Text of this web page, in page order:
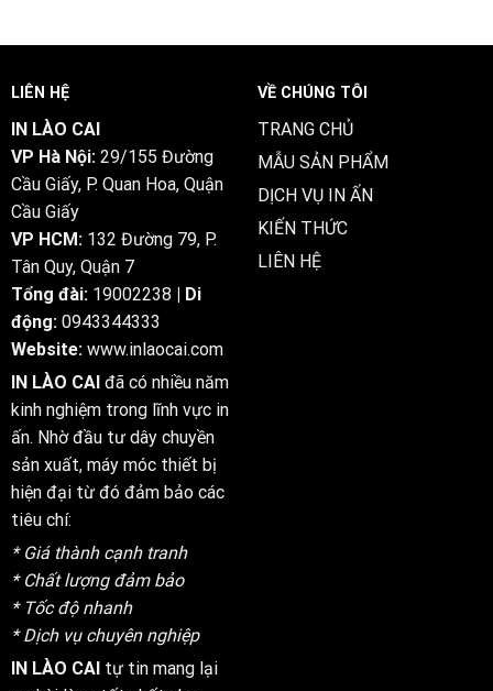
Online
LIÊN HỆ
IN LÀO CAI
VP Hà Nội: 29/155 Đường
Cầu Giấy, P. Quan Hoa, Quận
Cầu Giấy
VP HCM: 132 Đường 79, P.
Tân Quy, Quận 7
Tổng đài: 19002238 | Di
động: 0943344333
Website: www.inlaocai.com
IN LÀO CAI đã có nhiều năm
kinh nghiệm trong lĩnh vực in
ấn. Nhờ đầu tư dây chuyền
sản xuất, máy móc thiết bị
hiện đại từ đó đảm bảo các
tiêu chí:
* Giá thành cạnh tranh
* Chất lượng đảm bảo
* Tốc độ nhanh
* Dịch vụ chuyên nghiệp
IN LÀO CAItự tin mang lại
VỀ CHÚNG TÔI
TRANG CHỦ
MẪU SẢN PHẨM
DỊCH VỤ IN ẤN
KIẾN THỨC
LIÊN HỆ